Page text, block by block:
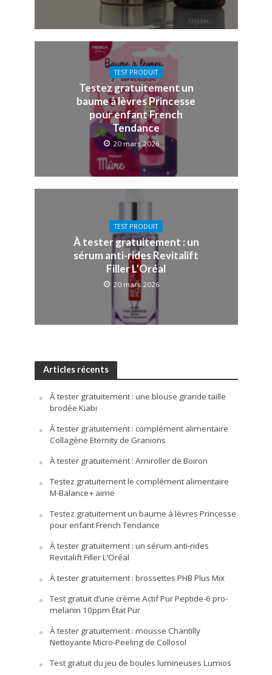
TEST PRODUIT
Testez gratuitement un
baume à lèvres Princesse
pour enfant French
Tendance
20 mars 2026
TEST PRODUIT
À tester gratuitement : un
sérum anti-rides Revitalift
Filler L’Oréal
20 mars 2026
Articles récents
À tester gratuitement : une blouse grande taille
brodée Kiabi
À tester gratuitement : complément alimentaire
Collagène Eternity de Granions
À tester gratuitement : Arniroller de Boiron
Testez gratuitement le complément alimentaire
M-Balance+ aime
Testez gratuitement un baume à lèvres Princesse
pour enfant French Tendance
À tester gratuitement : un sérum anti-rides
Revitalift Filler L’Oréal
À tester gratuitement : brossettes PHB Plus Mix
Test gratuit d’une crème Actif Pur Peptide-6 pro-
melanin 10ppm État Pur
À tester gratuitement : mousse Chantilly
Nettoyante Micro-Peeling de Collosol
Test gratuit du jeu de boules lumineuses Lumios